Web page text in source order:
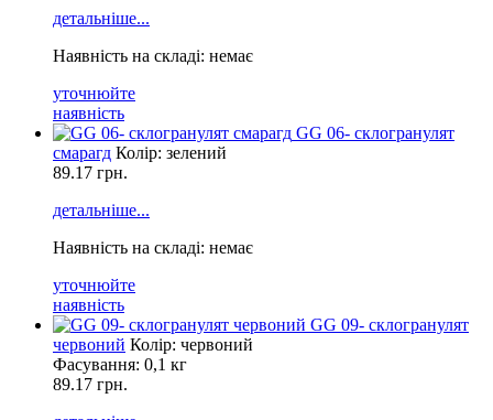
детальніше...
Наявність на складі: немає
уточнюйте
наявність
GG 06- склогранулят
смарагд Колір: зелений
89.17 грн.
детальніше...
Наявність на складі: немає
уточнюйте
наявність
GG 09- склогранулят
червоний Колір: червоний
Фасування: 0,1 кг
89.17 грн.